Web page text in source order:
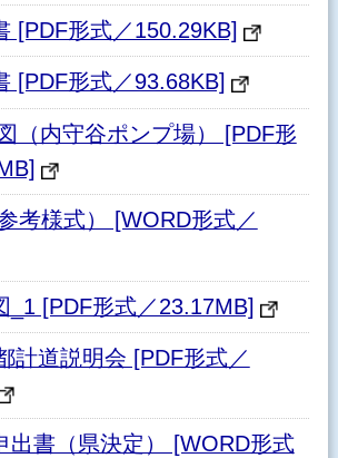
[PDF形式／150.29KB]
[PDF形式／93.68KB]
（内守谷ポンプ場） [PDF形
考様式） [WORD形式／
_1 [PDF形式／23.17MB]
計道説明会 [PDF形式／
出書（県決定） [WORD形式